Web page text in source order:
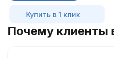
Купить в 1 клик
Почему клиенты